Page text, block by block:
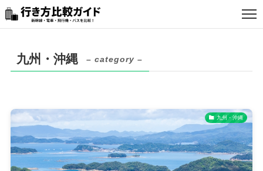
お問い合わせ
アフィリエイトについて
スタッフ採用
九州・沖縄 – category –
九州・沖縄